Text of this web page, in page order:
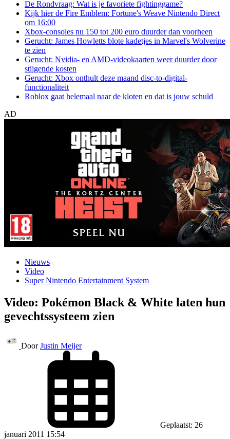
De Rondvraag: Wat is je favoriete fightinggame?
Kijk hier de Fire Emblem: Fortune's Weave Nintendo Direct
om 16:00
Xbox-consoles nu 150 tot 200 euro duurder dan voorheen
Gerucht: James Howletts blote kadetjes in Marvel's Wolverine
te zien
Gerucht: Nvidia- en AMD-videokaarten weer duurder door
stijgende kosten
Gerucht: Xbox onthult deze maand disc-to-digital-
functionaliteit
Roblox gaat helemaal naar de kloten en dat is jouw schuld
AD
Nieuws
Video
Super Nintendo Entertainment System
Video: Pokémon Black & White laten hun
gevechtssysteem zien
Door Justin Meijer
Geplaatst: 26
januari 2011 15:54